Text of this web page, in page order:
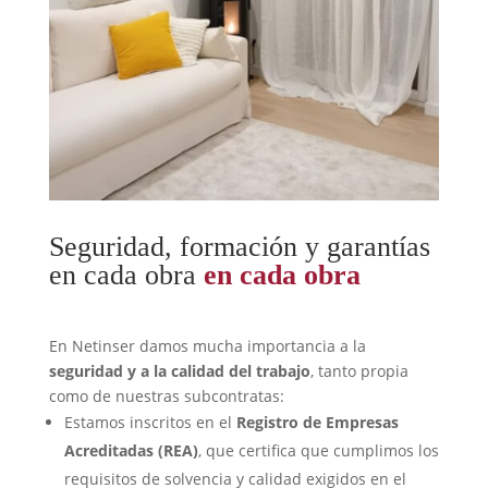
Seguridad, formación y garantías
en cada obra en cada obra
En Netinser damos mucha importancia a la
seguridad y a la calidad del trabajo, tanto propia
como de nuestras subcontratas:
Estamos inscritos en el Registro de Empresas
Acreditadas (REA), que certifica que cumplimos los
requisitos de solvencia y calidad exigidos en el